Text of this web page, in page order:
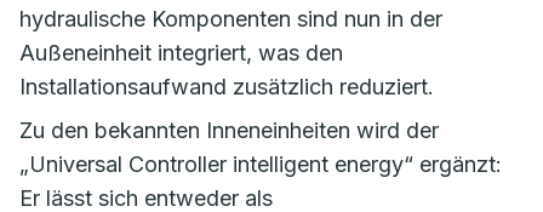
hydraulische Komponenten sind nun in der
Außeneinheit integriert, was den
Installationsaufwand zusätzlich reduziert.
Zu den bekannten Inneneinheiten wird der
„Universal Controller intelligent energy“ ergänzt:
Er lässt sich entweder als